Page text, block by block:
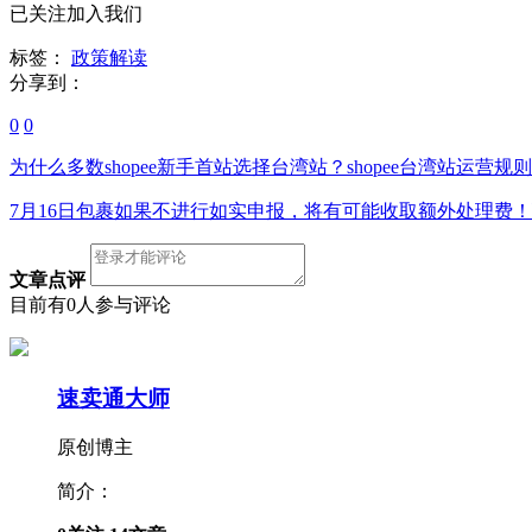
已关注加入我们
标签：
政策解读
分享到：
0 0
为什么多数shopee新手首站选择台湾站？shopee台湾站运营规则
7月16日包裹如果不进行如实申报，将有可能收取额外处理费！
文章点评
目前有0人参与评论
速卖通大师
原创博主
简介：